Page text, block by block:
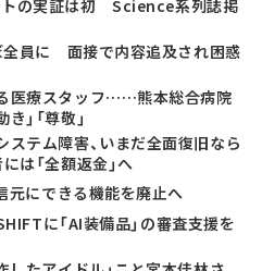
の実証は初 Science系列誌掲
全員に 面接で内容追及され困惑
医療スタッフ……熊本総合病院
」「尊敬」
ステム障害、いまだ全面復旧なら
は「全額返金」へ
元にできる機能を廃止へ
に「AI装備品」の審査支援を